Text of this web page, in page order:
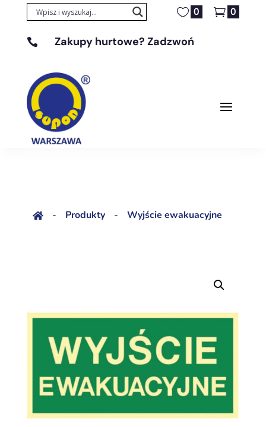
0 0
 Zakupy hurtowe? Zadzwoń
 - Produkty - Wyjście ewakuacyjne